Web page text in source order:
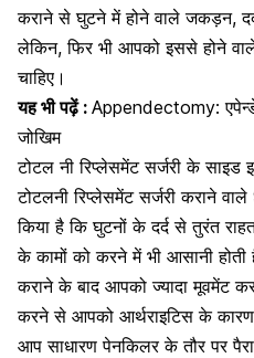
कराने सेघुटने में होने वाले जकड़न,
लेकिन, फिर भी आपकोइससे होने
चाहिए।
यह भी पढ़ें : Appendectomy:
जोखिम
टोटल नी रिप्लेसमेंट सर्जरी के साइड
टोटलनी रिप्लेसमेंट सर्जरी कराने
किया है किघुटनों के दर्दसे तुरंत राहत
के कामों को करने में भी आसानी
कराने के बाद आपको ज्यादा मूवमेंट
करने से आपको आर्थराइटिस के
आपसाधारण पेनकिलरके तौर पर